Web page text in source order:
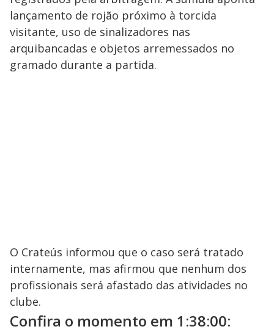
lançamento de rojão próximo à torcida
visitante, uso de sinalizadores nas
arquibancadas e objetos arremessados no
gramado durante a partida.
O Crateús informou que o caso será tratado
internamente, mas afirmou que nenhum dos
profissionais será afastado das atividades no
clube.
Confira o momento em 1:38:00: